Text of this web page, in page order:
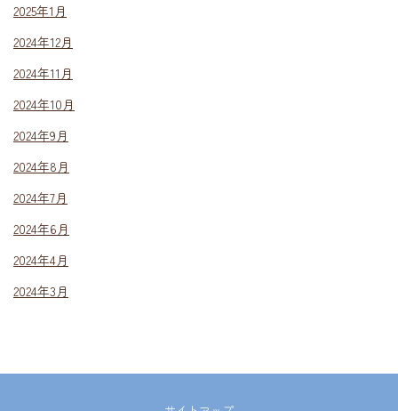
2025年1月
2024年12月
2024年11月
2024年10月
2024年9月
2024年8月
2024年7月
2024年6月
2024年4月
2024年3月